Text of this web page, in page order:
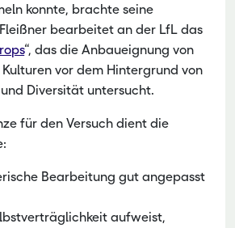
konnte, brachte seine
bearbeitet an der LfL das
“, das die Anbaueignung von
vor dem Hintergrund von
Diversität untersucht.
für den Versuch dient die
Bearbeitung gut angepasst
aufweist,